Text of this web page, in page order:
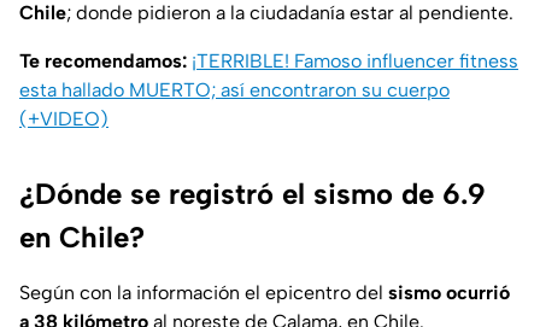
Chile; donde pidieron a la ciudadanía estar al pendiente.
Te recomendamos: ¡TERRIBLE! Famoso influencer fitness
esta hallado MUERTO; así encontraron su cuerpo
(+VIDEO)
¿Dónde se registró el sismo de 6.9
en Chile?
Según con la información el epicentro del sismo ocurrió
a 38 kilómetro al noreste de Calama, en Chile.